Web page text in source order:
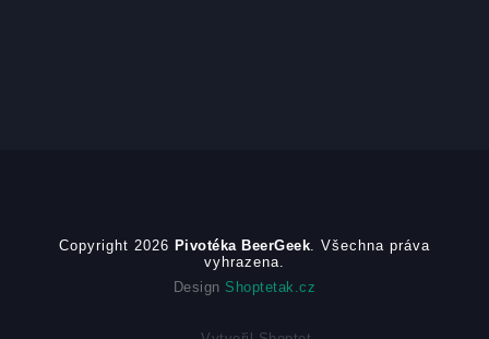
Copyright 2026 Pivotéka BeerGeek. Všechna práva
vyhrazena.
Design Shoptetak.cz